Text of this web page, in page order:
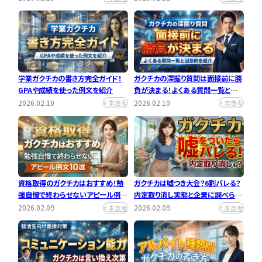
学業ガクチカの書き方完全ガイド！
GPAや成績を使った例文を紹介
2026.02.10
本選考
ガクチカの深掘り質問は面接前に勝
負が決まる！よくある質問一覧と回
答例を紹介
2026.02.10 本選考
資格取得のガクチカはおすすめ！勉
強自慢で終わらせないアピール例文
10選
2026.02.09 本選考
ガクチカは嘘つき大会？6割バレる？
内定取り消し実態と企業に調べられ
るか解説
2026.02.09 本選考